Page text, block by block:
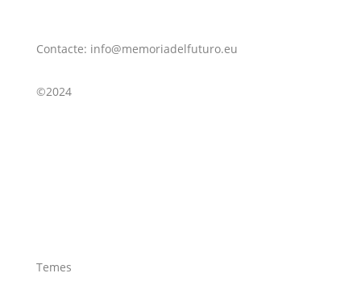
Contacte: info@memoriadelfuturo.eu
©2024
Temes